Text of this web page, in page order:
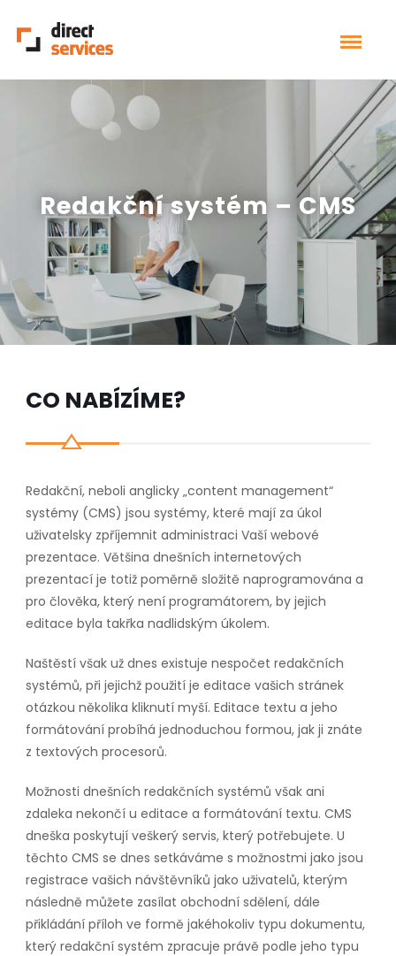
Redakční systém – CMS
CO NABÍZÍME?
Redakční, neboli anglicky „content management“
systémy (CMS) jsou systémy, které mají za úkol
uživatelsky zpříjemnit administraci Vaší webové
prezentace. Většina dnešních internetových
prezentací je totiž poměrně složitě naprogramována a
pro člověka, který není programátorem, by jejich
editace byla takřka nadlidským úkolem.
Naštěstí však už dnes existuje nespočet redakčních
systémů, při jejichž použití je editace vašich stránek
otázkou několika kliknutí myší. Editace textu a jeho
formátování probíhá jednoduchou formou, jak ji znáte
z textových procesorů.
Možnosti dnešních redakčních systémů však ani
zdaleka nekončí u editace a formátování textu. CMS
dneška poskytují veškerý servis, který potřebujete. U
těchto CMS se dnes setkáváme s možnostmi jako jsou
registrace vašich návštěvníků jako uživatelů, kterým
následně můžete zasílat obchodní sdělení, dále
přikládání příloh ve formě jakéhokoliv typu dokumentu,
který redakční systém zpracuje právě podle jeho typu